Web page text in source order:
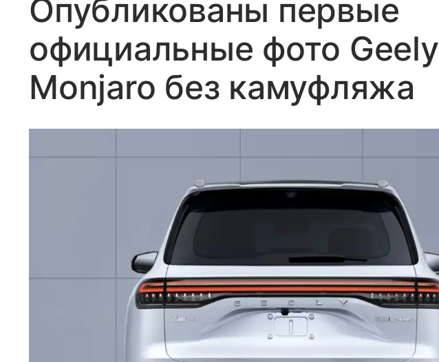
Опубликованы первые
официальные фото Geely
Monjaro без камуфляжа